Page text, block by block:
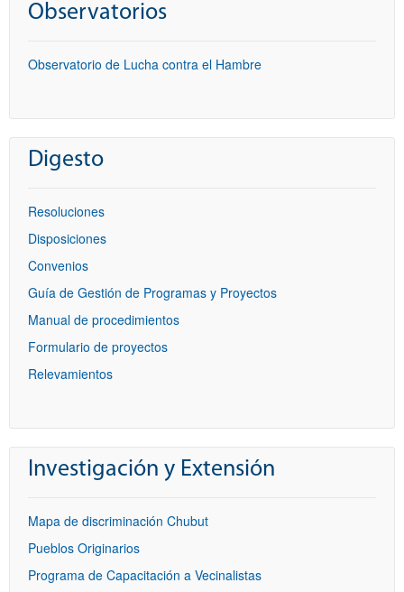
Observatorios
Observatorio de Lucha contra el Hambre
Digesto
Resoluciones
Disposiciones
Convenios
Guía de Gestión de Programas y Proyectos
Manual de procedimientos
Formulario de proyectos
Relevamientos
Investigación y Extensión
Mapa de discriminación Chubut
Pueblos Originarios
Programa de Capacitación a Vecinalistas